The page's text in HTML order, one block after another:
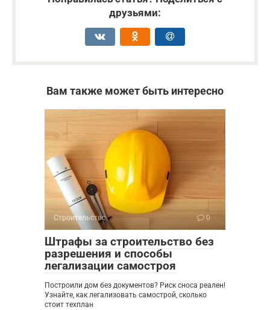
друзьями:
Вам также может быть интересно
Строительство 0
Штрафы за строительство без
разрешения и способы
легализации самостроя
Построили дом без документов? Риск сноса реален!
Узнайте, как легализовать самострой, сколько
стоит техплан